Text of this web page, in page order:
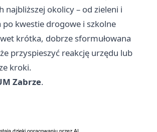
najbliższej okolicy – od zieleni i
po kwestie drogowe i szkolne
krótka, dobrze sformułowana
przyspieszyć reakcję urzędu lub
kroki.
Zabrze.